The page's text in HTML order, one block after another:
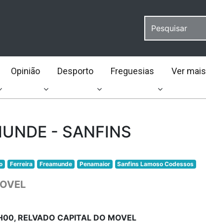
Opinião Desporto Freguesias Ver mais
- SANFINS
Ferreira Freamunde Penamaior Sanfins Lamoso Codessos
RELVADO CAPITAL DO MOVEL